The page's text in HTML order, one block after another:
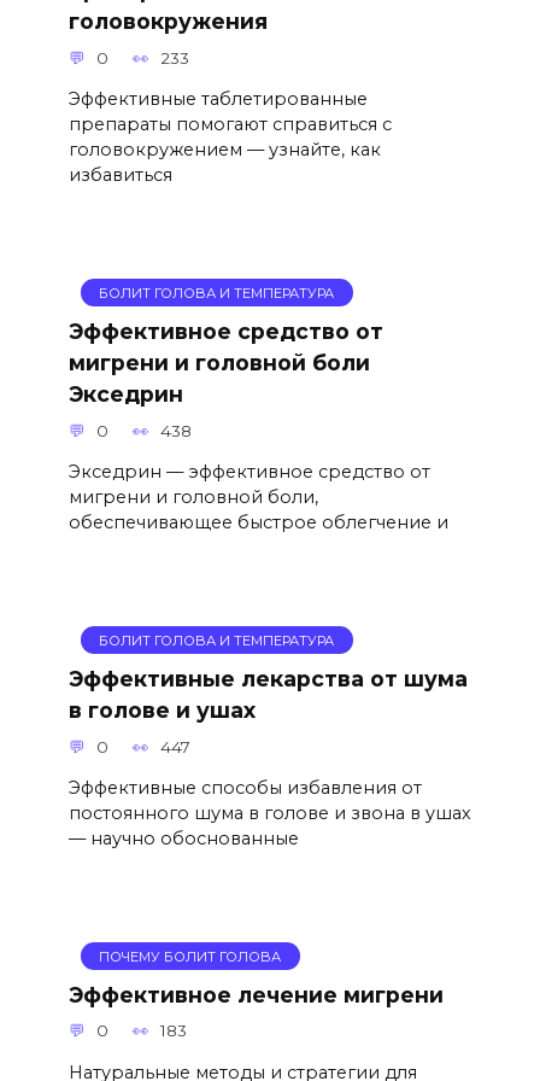
головокружения
0 233
Эффективные таблетированные
препараты помогают справиться с
головокружением — узнайте, как
избавиться
БОЛИТ ГОЛОВА И ТЕМПЕРАТУРА
Эффективное средство от
мигрени и головной боли
Экседрин
0 438
Экседрин — эффективное средство от
мигрени и головной боли,
обеспечивающее быстрое облегчение и
БОЛИТ ГОЛОВА И ТЕМПЕРАТУРА
Эффективные лекарства от шума
в голове и ушах
0 447
Эффективные способы избавления от
постоянного шума в голове и звона в ушах
— научно обоснованные
ПОЧЕМУ БОЛИТ ГОЛОВА
Эффективное лечение мигрени
0 183
Натуральные методы и стратегии для